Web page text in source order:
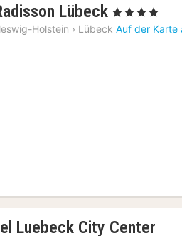
Lübeck 1
Nacht
, 4 Sterne
Holstein › Lübeck Auf der Karte
Luebeck City Center